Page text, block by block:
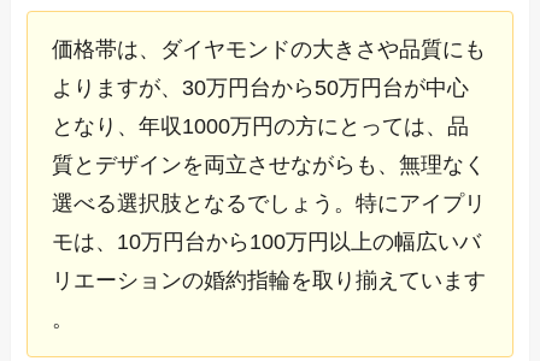
価格帯は、ダイヤモンドの大きさや品質にも
よりますが、30万円台から50万円台が中心
となり、年収1000万円の方にとっては、品
質とデザインを両立させながらも、無理なく
選べる選択肢となるでしょう。特にアイプリ
モは、10万円台から100万円以上の幅広いバ
リエーションの婚約指輪を取り揃えています
。